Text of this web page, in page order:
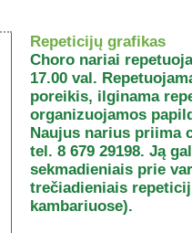
Repeticijų grafikas
Choro nariai
17.00 val.
poreikis, ilginama
organizuojamos
Naujus narius priima
tel. 8 679 29198. Ją
sekmadieniais prie
trečiadieniais
kambariuose).